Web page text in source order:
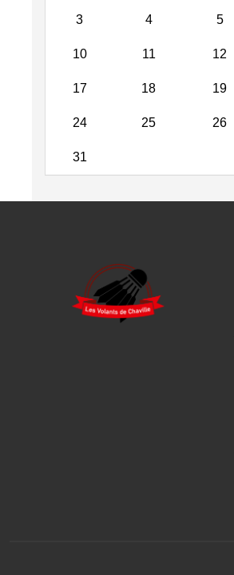
3 4 5
10 11 12
17 18 19
24 25 26
31